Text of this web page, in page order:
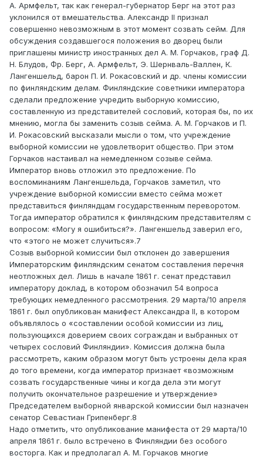
А. Армфельт, так как генерал-губернатор Берг на этот раз
уклонился от вмешательства. Александр II признал
совершенно невозможным в этот момент созвать сейм. Для
обсуждения создавшегося положения во дворец были
приглашены министр иностранных дел А. М. Горчаков, граф Д.
Н. Блудов, Фр. Берг, А. Армфельт, Э. Шернваль-Валлен, К.
Лангеншельд, барон П. И. Рокасовский и др. члены комиссии
по финляндским делам. Финляндские советники императора
сделали предложение учредить выборную комиссию,
составленную из представителей сословий, которая бы, по их
мнению, могла бы заменить созыв сейма. А. М. Горчаков и П.
И. Рокасовский высказали мысли о том, что учреждение
выборной комиссии не удовлетворит общество. При этом
Горчаков настаивал на немедленном созыве сейма.
Император вновь отложил это предложение. По
воспоминаниям Лангеншельда, Горчаков заметил, что
учреждение выборной комиссии вместо сейма может
представиться финляндцам государственным переворотом.
Тогда император обратился к финляндским представителям с
вопросом: «Могу я ошибиться?». Лангеншельд заверил его,
что «этого не может случиться».7
Созыв выборной комиссии был отклонен до завершения
Императорским финляндским сенатом составления перечня
неотложных дел. Лишь в начале 1861 г. сенат представил
императору доклад, в котором обозначил 54 вопроса
требующих немедленного рассмотрения. 29 марта/10 апреля
1861 г. был опубликован манифест Александра II, в котором
объявлялось о «составлении особой комиссии из лиц,
пользующихся доверием своих сограждан и выбранных от
четырех сословий Финляндии». Комиссия должна была
рассмотреть, каким образом могут быть устроены дела края
до того времени, когда император признает «возможным
созвать государственные чины и когда дела эти могут
получить окончательное разрешение и утверждение»
Председателем выборной январской комиссии был назначен
сенатор Севастиан Грипенберг.8
Надо отметить, что опубликование манифеста от 29 марта/10
апреля 1861 г. было встречено в Финляндии без особого
восторга. Как и предполагал А. М. Горчаков многие